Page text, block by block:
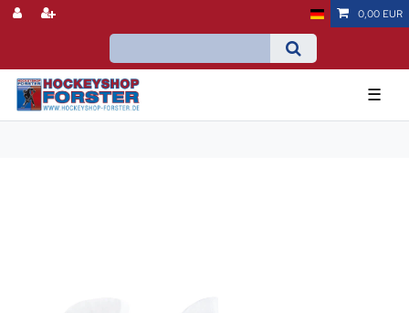
0,00 EUR
☰